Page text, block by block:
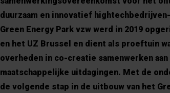
duurzaam en innovatief
Green Energy Park vzw werd in 2019
en het UZ Brussel en dient als proeftuin
overheden in co-creatie samenwerken
maatschappelijke uitdagingen. Met de
de volgende stap in de uitbouw van het